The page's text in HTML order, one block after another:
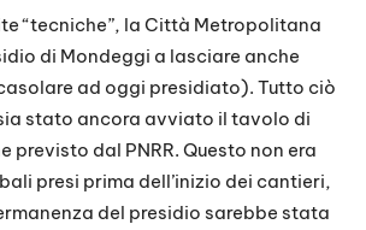
“tecniche”, la Città Metropolitana
di Mondeggi a lasciare anche
ad oggi presidiato). Tutto ciò
stato ancora avviato il tavolo di
dal PNRR. Questo non era
presi prima dell’inizio dei cantieri,
del presidio sarebbe stata